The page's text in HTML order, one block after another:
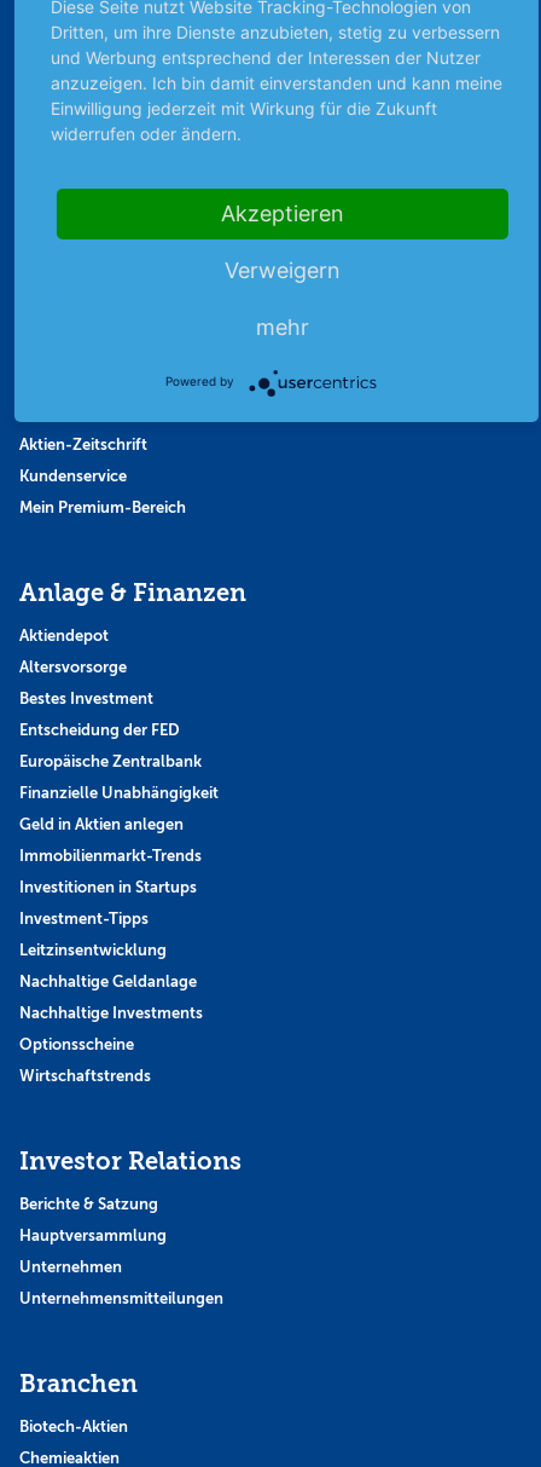
Börsennews
Favoriten
Finanzpodcast
Strategie
Themen & Börse
Aktien-Zeitschrift
Kundenservice
Mein Premium-Bereich
Anlage & Finanzen
Aktiendepot
Altersvorsorge
Bestes Investment
Entscheidung der FED
Europäische Zentralbank
Finanzielle Unabhängigkeit
Geld in Aktien anlegen
Immobilienmarkt-Trends
Investitionen in Startups
Investment-Tipps
Leitzinsentwicklung
Nachhaltige Geldanlage
Nachhaltige Investments
Optionsscheine
Wirtschaftstrends
Investor Relations
Berichte & Satzung
Hauptversammlung
Unternehmen
Unternehmensmitteilungen
Branchen
Biotech-Aktien
Chemieaktien
Diese Seite nutzt Website Tracking-Technologien von
Dritten, um ihre Dienste anzubieten, stetig zu verbessern
und Werbung entsprechend der Interessen der Nutzer
anzuzeigen. Ich bin damit einverstanden und kann meine
Einwilligung jederzeit mit Wirkung für die Zukunft
widerrufen oder ändern.
Akzeptieren
Verweigern
mehr
Powered by